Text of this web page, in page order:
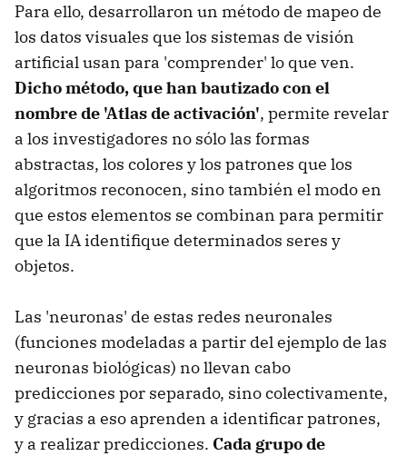
Para ello, desarrollaron un método de mapeo de
los datos visuales que los sistemas de visión
artificial usan para 'comprender' lo que ven.
Dicho método, que han bautizado con el
nombre de 'Atlas de activación', permite revelar
a los investigadores no sólo las formas
abstractas, los colores y los patrones que los
algoritmos reconocen, sino también el modo en
que estos elementos se combinan para permitir
que la IA identifique determinados seres y
objetos.
Las 'neuronas' de estas redes neuronales
(funciones modeladas a partir del ejemplo de las
neuronas biológicas) no llevan cabo
predicciones por separado, sino colectivamente,
y gracias a eso aprenden a identificar patrones,
y a realizar predicciones. Cada grupo de